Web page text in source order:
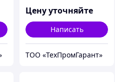
Цену уточняйте
Написать
ТОО «ТехПромГарант»